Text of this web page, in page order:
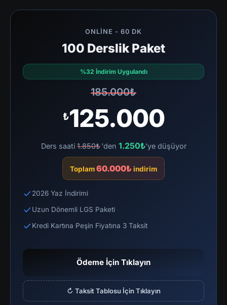
ONLINE - 60 DK
100 Derslik Paket
%32 İndirim Uygulandı
185.000₺
₺125.000
Ders saati1.850₺ 'den 1.250₺'ye düşüyor
Toplam60.000₺indirim
2026 Yaz İndirimi
Uzun Dönemli LGS Paketi
Kredi Kartına Peşin Fiyatına 3 Taksit
Ödeme İçin Tıklayın
↻ Taksit Tablosu İçin Tıklayın